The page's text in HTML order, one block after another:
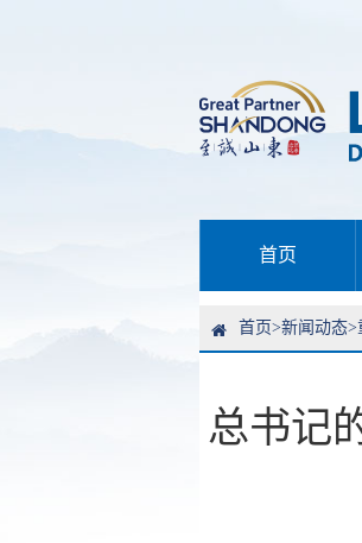
首页
首页>新闻动态>
总书记